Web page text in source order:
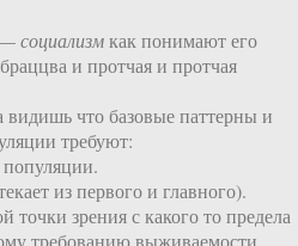
—социализмкак понимают его
и протчая и протчая
видишь что базовые паттерны и
требуют:
из первого и главного).
точки зрения с какого то предела